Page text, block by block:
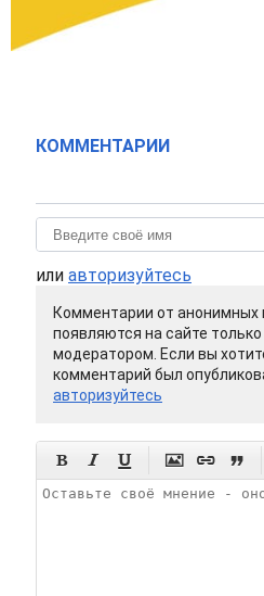
КОММЕНТАРИИ
или авторизуйтесь
Комментарии от анонимных
появляются на сайте
модератором. Если вы
комментарий был
авторизуйтесь
     